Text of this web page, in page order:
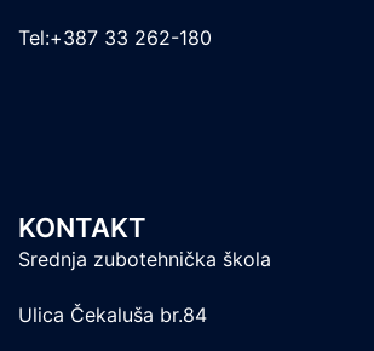
Tel:+387 33 262-180
KONTAKT
Srednja zubotehnička škola
Ulica Čekaluša br.84